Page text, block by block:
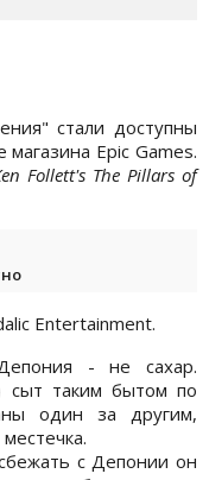
стали доступны
Epic Games.
Follett's The Pillars of
Entertainment.
- не сахар.
сыт таким бытом по
один за другим,
с Депонии он